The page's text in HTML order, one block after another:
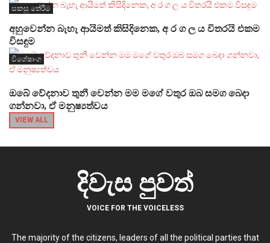
සකසු තේරීම
අහුවෙන්න බැහැ ආයිමත් කිසිදිනෙක, අ ර ග ල ය විතරයි එකම
විසඳුම
විශේෂාංග
ඔබේ වේදනාව තුනී වෙන්න මම මගේ වතුර ඔබ සමග බෙදා
ගන්නවා, ඒ මනුෂ්‍යත්වය
VIEW ALL
දිවැස පුවත්
VOICE FOR THE VOICELESS
The majority of the citizens, leaders of all the political parties that